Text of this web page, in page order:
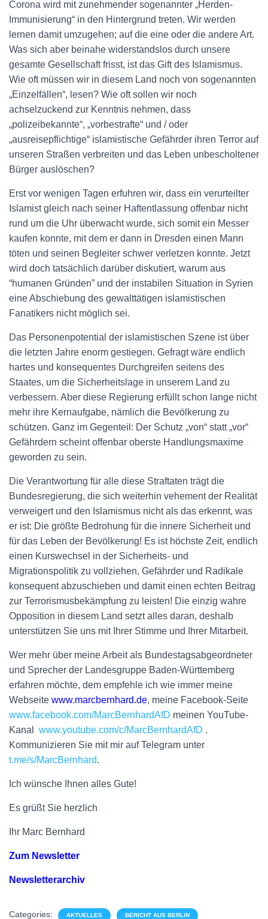
Corona wird mit zunehmender sogenannter „Herden-
Immunisierung“ in den Hintergrund treten. Wir werden
lernen damit umzugehen; auf die eine oder die andere Art.
Was sich aber beinahe widerstandslos durch unsere
gesamte Gesellschaft frisst, ist das Gift des Islamismus.
Wie oft müssen wir in diesem Land noch von sogenannten
„Einzelfällen“, lesen? Wie oft sollen wir noch
achselzuckend zur Kenntnis nehmen, dass
„polizeibekannte“, „vorbestrafte“ und / oder
„ausreisepflichtige“ islamistische Gefährder ihren Terror auf
unseren Straßen verbreiten und das Leben unbescholtener
Bürger auslöschen?
Erst vor wenigen Tagen erfuhren wir, dass ein verurteilter
Islamist gleich nach seiner Haftentlassung offenbar nicht
rund um die Uhr überwacht wurde, sich somit ein Messer
kaufen konnte, mit dem er dann in Dresden einen Mann
töten und seinen Begleiter schwer verletzen konnte. Jetzt
wird doch tatsächlich darüber diskutiert, warum aus
“humanen Gründen” und der instabilen Situation in Syrien
eine Abschiebung des gewalttätigen islamistischen
Fanatikers nicht möglich sei.
Das Personenpotential der islamistischen Szene ist über
die letzten Jahre enorm gestiegen. Gefragt wäre endlich
hartes und konsequentes Durchgreifen seitens des
Staates, um die Sicherheitslage in unserem Land zu
verbessern. Aber diese Regierung erfüllt schon lange nicht
mehr ihre Kernaufgabe, nämlich die Bevölkerung zu
schützen. Ganz im Gegenteil: Der Schutz „von“ statt „vor“
Gefährdern scheint offenbar oberste Handlungsmaxime
geworden zu sein.
Die Verantwortung für alle diese Straftaten trägt die
Bundesregierung, die sich weiterhin vehement der Realität
verweigert und den Islamismus nicht als das erkennt, was
er ist: Die größte Bedrohung für die innere Sicherheit und
für das Leben der Bevölkerung! Es ist höchste Zeit, endlich
einen Kurswechsel in der Sicherheits- und
Migrationspolitik zu vollziehen, Gefährder und Radikale
konsequent abzuschieben und damit einen echten Beitrag
zur Terrorismusbekämpfung zu leisten! Die einzig wahre
Opposition in diesem Land setzt alles daran, deshalb
unterstützen Sie uns mit Ihrer Stimme und Ihrer Mitarbeit.
Wer mehr über meine Arbeit als Bundestagsabgeordneter
und Sprecher der Landesgruppe Baden-Württemberg
erfahren möchte, dem empfehle ich wie immer meine
Webseite www.marcbernhard.de, meine Facebook-Seite
www.facebook.com/MarcBernhardAfD meinen YouTube-
Kanal www.youtube.com/c/MarcBernhardAfD .
Kommunizieren Sie mit mir auf Telegram unter
t.me/s/MarcBernhard.
Ich wünsche Ihnen alles Gute!
Es grüßt Sie herzlich
Ihr Marc Bernhard
Zum Newsletter
Newsletterarchiv
Categories: AKTUELLES BERICHT AUS BERLIN